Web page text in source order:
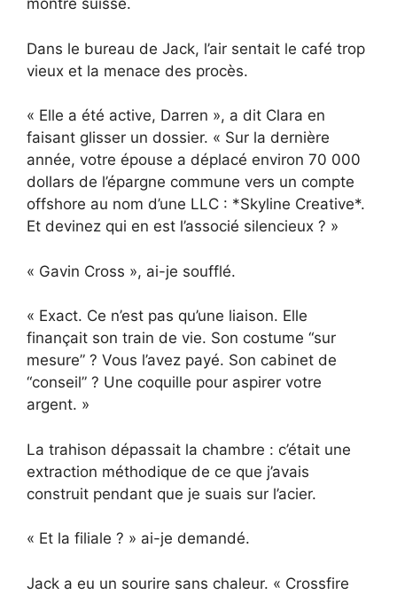
montre suisse.
Dans le bureau de Jack, l’air sentait le café trop
vieux et la menace des procès.
« Elle a été active, Darren », a dit Clara en
faisant glisser un dossier. « Sur la dernière
année, votre épouse a déplacé environ 70 000
dollars de l’épargne commune vers un compte
offshore au nom d’une LLC : *Skyline Creative*.
Et devinez qui en est l’associé silencieux ? »
« Gavin Cross », ai-je soufflé.
« Exact. Ce n’est pas qu’une liaison. Elle
finançait son train de vie. Son costume “sur
mesure” ? Vous l’avez payé. Son cabinet de
“conseil” ? Une coquille pour aspirer votre
argent. »
La trahison dépassait la chambre : c’était une
extraction méthodique de ce que j’avais
construit pendant que je suais sur l’acier.
« Et la filiale ? » ai-je demandé.
Jack a eu un sourire sans chaleur. « Crossfire